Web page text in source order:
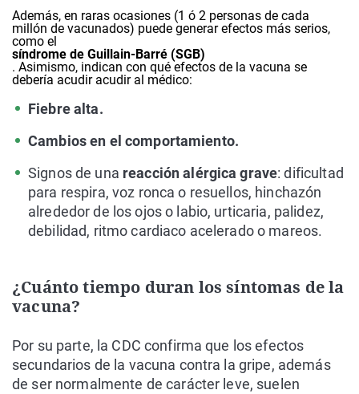
Además, en raras ocasiones (1 ó 2 personas de cada
millón de vacunados) puede generar efectos más serios,
como el
síndrome de Guillain-Barré (SGB)
. Asimismo, indican con qué efectos de la vacuna se
debería acudir acudir al médico:
Fiebre alta.
Cambios en el comportamiento.
Signos de una reacción alérgica grave: dificultad
para respira, voz ronca o resuellos, hinchazón
alrededor de los ojos o labio, urticaria, palidez,
debilidad, ritmo cardiaco acelerado o mareos.
¿Cuánto tiempo duran los síntomas de la
vacuna?
Por su parte, la CDC confirma que los efectos
secundarios de la vacuna contra la gripe, además
de ser normalmente de carácter leve, suelen